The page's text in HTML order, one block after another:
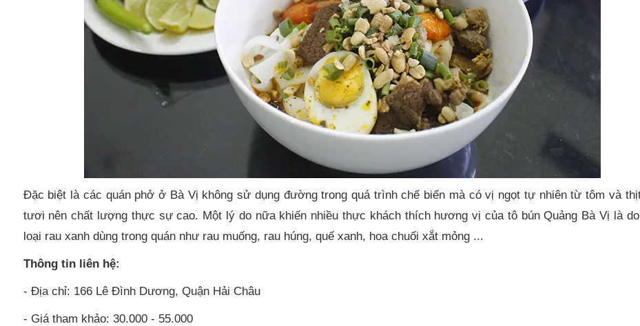
Đặc biệt là các quán phở ở Bà Vị không sử dụng đường trong quá trình chế biến mà có vị ngọt tự nhiên từ tôm và
tươi nên chất lượng thực sự cao. Một lý do nữa khiến nhiều thực khách thích hương vị của tô bún Quảng Bà Vị là
loại rau xanh dùng trong quán như rau muống, rau húng, quế xanh, hoa chuối xắt mỏng ...
Thông tin liên hệ:
- Địa chỉ: 166 Lê Đình Dương, Quận Hải Châu
- Giá tham khảo: 30.000 - 55.000